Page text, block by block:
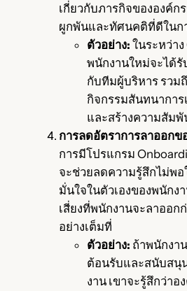
เกี่ยวกับภารกิจขององค์ก
ผูกพันและทัศนคติที่ดีในก
ตัวอย่าง: ในระหว่า
พนักงานใหม่จะได้
กับทีมผู้บริหาร รวม
กิจกรรมสันทนากา
และสร้างความสัม
การลดอัตราการลาออกข
การมีโปรแกรม
จะช่วยลดความรู้สึกไม่พอ
มั่นใจในตัวเองของพนักง
เสี่ยงที่พนักงานจะลาออก
อย่างเต็มที่
ตัวอย่าง: ถ้าพนักงา
ต้อนรับและสนับสนุ
งาน เขาจะรู้สึกว่า